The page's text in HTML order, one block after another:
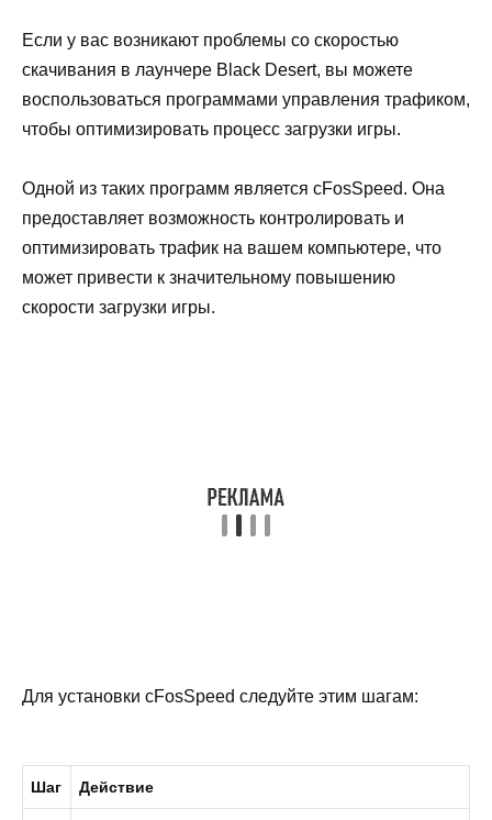
Если у вас возникают проблемы со скоростью
скачивания в лаунчере Black Desert, вы можете
воспользоваться программами управления трафиком,
чтобы оптимизировать процесс загрузки игры.
Одной из таких программ является cFosSpeed. Она
предоставляет возможность контролировать и
оптимизировать трафик на вашем компьютере, что
может привести к значительному повышению
скорости загрузки игры.
Для установки cFosSpeed следуйте этим шагам:
Шаг Действие